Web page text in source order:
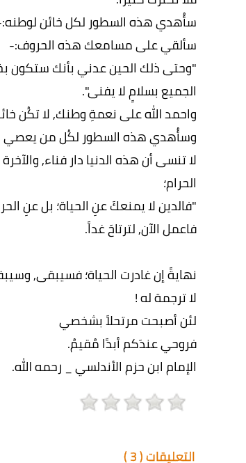
سأُهدي هذه السطور لكل خائن
سألقي على مسامعك هذه الحروف:-
"وحتى ذلك الحين عدني بأنك ستكون
الجميع بسلامٍ لا يفنى".
واحمد الله على نعمةِ وطنك, لا تكُن
وسأُهدي هذه السطور لكُل من يعصي
لا تنسى أن هذه الدنيا دار فناء,
الحرام؛
"فالدين لا يمنعكَ عنِ الحياة؛ بل عنِ
فاعمل الآن, لترتاحَ غداً.
نهايةً إن غادرت الحياة؛ فسيبقى,
لا ترجمة له !
لئن أصبحت مرتحلاً بشخصي
فروحي عندَكم أبدًا مُقيمُ.
الإمام ابن حزم الأندلسي _ رحمه الله.
التعليقات (3
)